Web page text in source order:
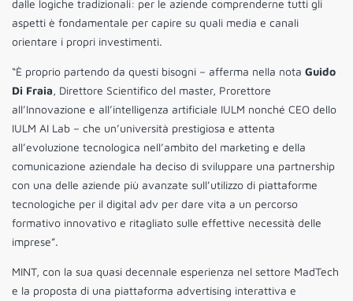
dalle logiche tradizionali: per le aziende comprenderne tutti gli
aspetti è fondamentale per capire su quali media e canali
orientare i propri investimenti.
“È proprio partendo da questi bisogni – afferma nella nota Guido
Di Fraia, Direttore Scientifico del master, Prorettore
all’Innovazione e all’intelligenza artificiale IULM nonché CEO dello
IULM AI Lab – che un’università prestigiosa e attenta
all’evoluzione tecnologica nell’ambito del marketing e della
comunicazione aziendale ha deciso di sviluppare una partnership
con una delle aziende più avanzate sull’utilizzo di piattaforme
tecnologiche per il digital adv per dare vita a un percorso
formativo innovativo e ritagliato sulle effettive necessità delle
imprese”.
MINT, con la sua quasi decennale esperienza nel settore MadTech
e la proposta di una piattaforma advertising interattiva e